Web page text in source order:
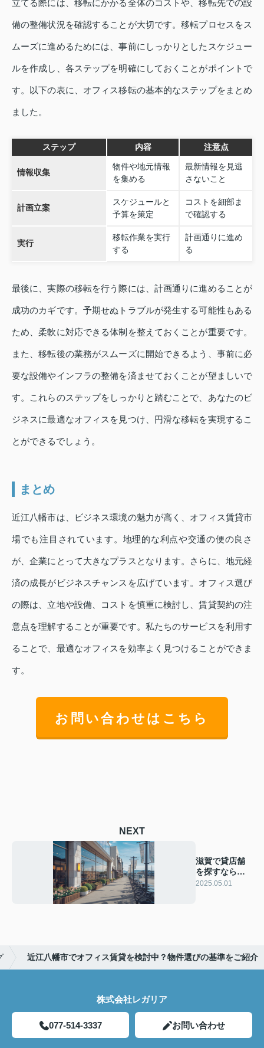
立てる際には、移転にかかる全体のコストや、移転先での設
備の整備状況を確認することが大切です。移転プロセスをス
ムーズに進めるためには、事前にしっかりとしたスケジュー
ルを作成し、各ステップを明確にしておくことがポイントで
す。以下の表に、オフィス移転の基本的なステップをまとめ
ました。
ステップ 内容 注意点
情報収集
物件や地元情報
を集める
最新情報を見逃
さないこと
計画立案
スケジュールと
予算を策定
コストを細部ま
で確認する
実行
移転作業を実行
する
計画通りに進め
る
最後に、実際の移転を行う際には、計画通りに進めることが
成功のカギです。予期せぬトラブルが発生する可能性もある
ため、柔軟に対応できる体制を整えておくことが重要です。
また、移転後の業務がスムーズに開始できるよう、事前に必
要な設備やインフラの整備を済ませておくことが望ましいで
す。これらのステップをしっかりと踏むことで、あなたのビ
ジネスに最適なオフィスを見つけ、円滑な移転を実現するこ
とができるでしょう。
まとめ
近江八幡市は、ビジネス環境の魅力が高く、オフィス賃貸市
場でも注目されています。地理的な利点や交通の便の良さ
が、企業にとって大きなプラスとなります。さらに、地元経
済の成長がビジネスチャンスを広げています。オフィス選び
の際は、立地や設備、コストを慎重に検討し、賃貸契約の注
意点を理解することが重要です。私たちのサービスを利用す
ることで、最適なオフィスを効率よく見つけることができま
す。
お問い合わせはこちら
NEXT
滋賀で貸店舗
を探すなら必
見！最新情報
2025.05.01
近江八幡市でオフィス賃貸を検討中？物件選びの基準をご紹介
株式会社レガリア
077-514-3337 お問い合わせ